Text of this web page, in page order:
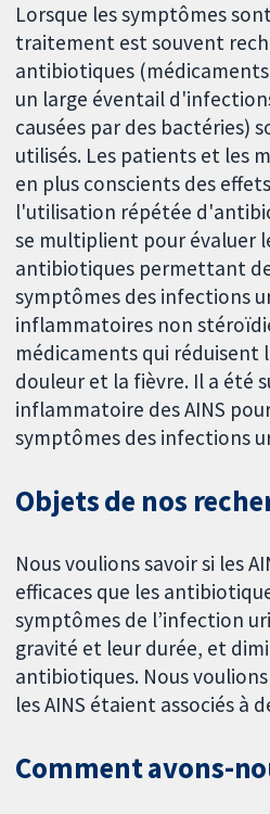
Lorsque les symptômes
traitement est souvent
antibiotiques
un large éventail
causées par des bactéries)
utilisés. Les patients et les
en plus conscients des
l'utilisation répétée
se multiplient pour évaluer
antibiotiques permettant
symptômes des infections
inflammatoires non
médicaments qui
douleur et la fièvre. Il a été
inflammatoire des AINS
symptômes des infections
Objets de nos
Nous voulions savoir si les
efficaces que les
symptômes de l’infection
gravité et leur durée, et
antibiotiques. Nous
les AINS étaient associés à
Comment avons-